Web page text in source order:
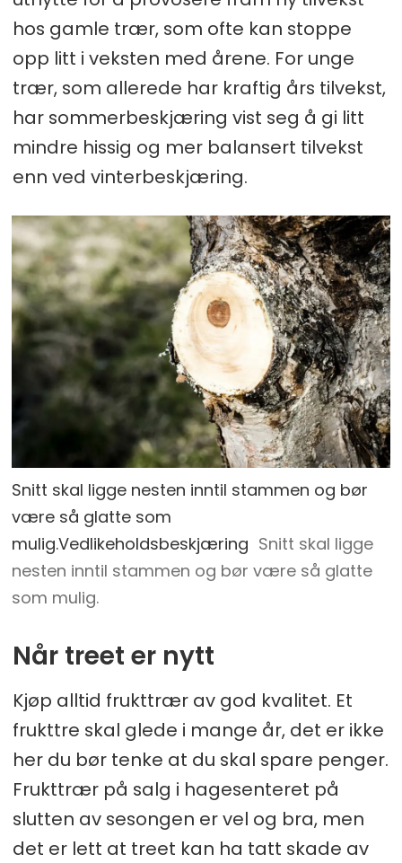
hos gamle trær, som ofte kan stoppe
opp litt i veksten med årene. For unge
trær, som allerede har kraftig års tilvekst,
har sommerbeskjæring vist seg å gi litt
mindre hissig og mer balansert tilvekst
enn ved vinterbeskjæring.
Snitt skal ligge nesten inntil stammen og bør
være så glatte som
mulig.Vedlikeholdsbeskjæring Snitt skal ligge
nesten inntil stammen og bør være så glatte
som mulig.
Når treet er nytt
Kjøp alltid frukttrær av god kvalitet. Et
frukttre skal glede i mange år, det er ikke
her du bør tenke at du skal spare penger.
Frukttrær på salg i hagesenteret på
slutten av sesongen er vel og bra, men
det er lett at treet kan ha tatt skade av